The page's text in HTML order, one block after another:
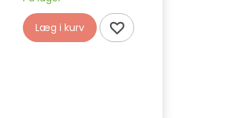
Læg i kurv